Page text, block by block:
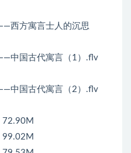
西方寓言士人的沉思
中国古代寓言（1）.flv
中国古代寓言（2）.flv
72.90M
99.02M